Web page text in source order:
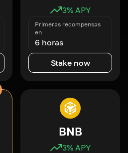
3% APY
Primeras recompensas
en
6 horas
Stake now
BNB
3% APY